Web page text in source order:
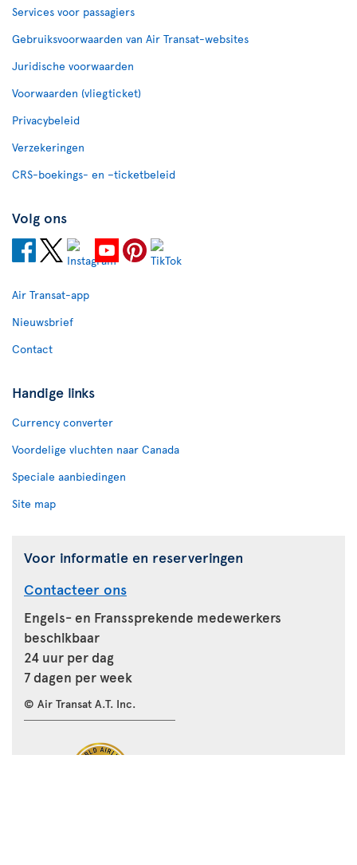
Services voor passagiers
Gebruiksvoorwaarden van Air Transat-websites
Juridische voorwaarden
Voorwaarden (vliegticket)
Privacybeleid
Verzekeringen
CRS-boekings- en –ticketbeleid
Volg ons
Air Transat-app
Nieuwsbrief
Contact
Handige links
Currency converter
Voordelige vluchten naar Canada
Speciale aanbiedingen
Site map
Voor informatie en reserveringen
Contacteer ons
Engels- en Franssprekende medewerkers
beschikbaar
24 uur per dag
7 dagen per week
© Air Transat A.T. Inc.